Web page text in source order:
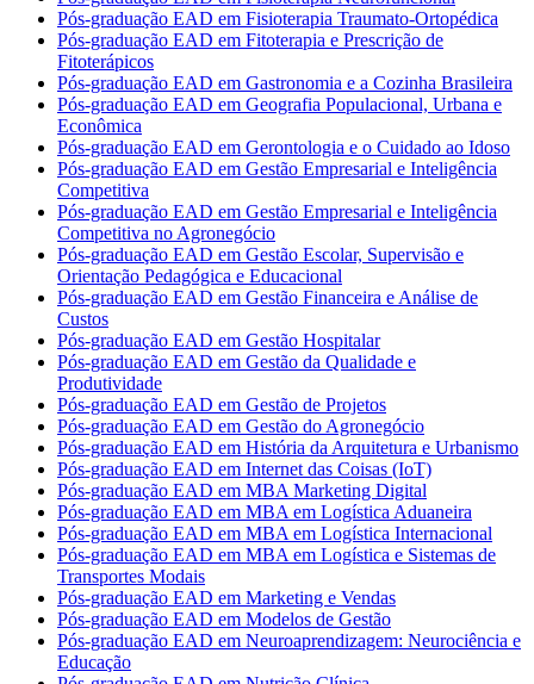
Pós-graduação EAD em Fisioterapia Traumato-Ortopédica
Pós-graduação EAD em Fitoterapia e Prescrição de
Fitoterápicos
Pós-graduação EAD em Gastronomia e a Cozinha Brasileira
Pós-graduação EAD em Geografia Populacional, Urbana e
Econômica
Pós-graduação EAD em Gerontologia e o Cuidado ao Idoso
Pós-graduação EAD em Gestão Empresarial e Inteligência
Competitiva
Pós-graduação EAD em Gestão Empresarial e Inteligência
Competitiva no Agronegócio
Pós-graduação EAD em Gestão Escolar, Supervisão e
Orientação Pedagógica e Educacional
Pós-graduação EAD em Gestão Financeira e Análise de
Custos
Pós-graduação EAD em Gestão Hospitalar
Pós-graduação EAD em Gestão da Qualidade e
Produtividade
Pós-graduação EAD em Gestão de Projetos
Pós-graduação EAD em Gestão do Agronegócio
Pós-graduação EAD em História da Arquitetura e Urbanismo
Pós-graduação EAD em Internet das Coisas (IoT)
Pós-graduação EAD em MBA Marketing Digital
Pós-graduação EAD em MBA em Logística Aduaneira
Pós-graduação EAD em MBA em Logística Internacional
Pós-graduação EAD em MBA em Logística e Sistemas de
Transportes Modais
Pós-graduação EAD em Marketing e Vendas
Pós-graduação EAD em Modelos de Gestão
Pós-graduação EAD em Neuroaprendizagem: Neurociência e
Educação